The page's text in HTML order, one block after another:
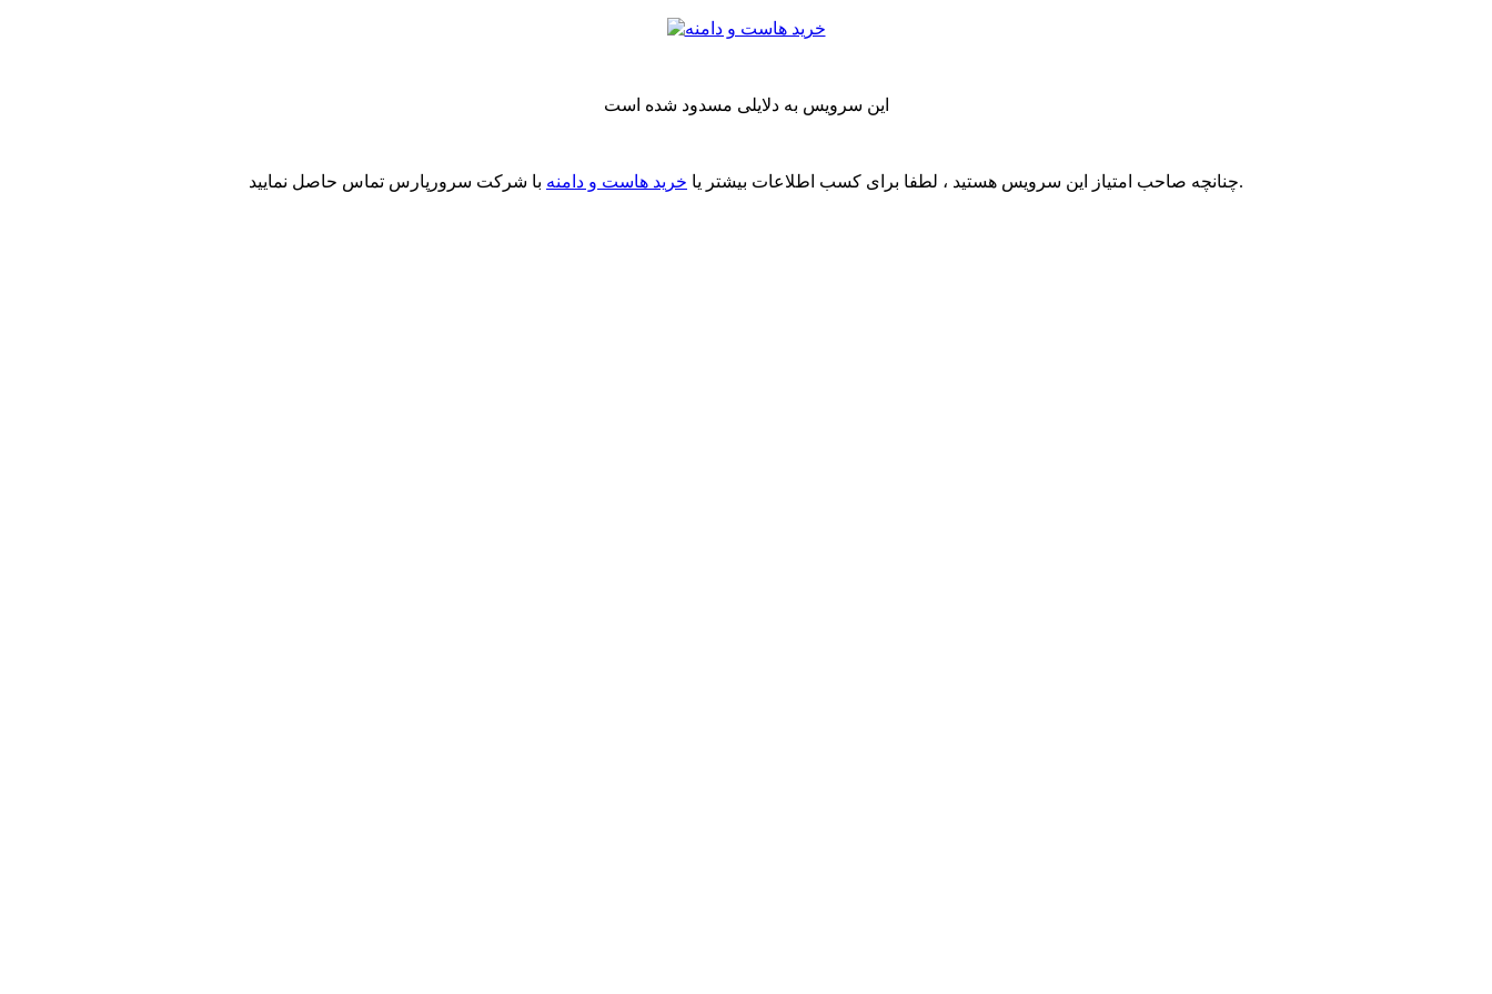
این سرویس به دلایلی مسدود شده است
چنانچه صاحب امتیاز این سرویس هستید ، لطفا برای کسب اطلاعات بیشتر یا خرید هاست و دامنه با شرکت سرورپارس تماس حاصل نمایید.